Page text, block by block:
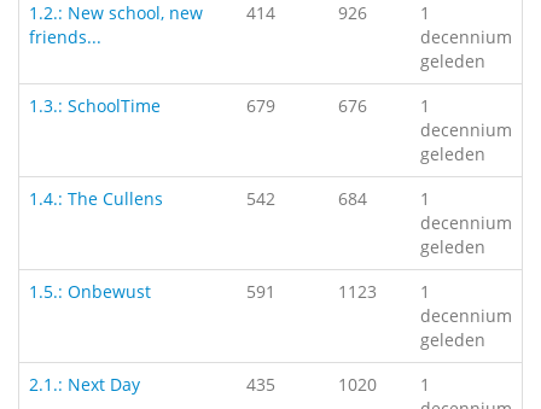
1.2.: New school, new
friends...
414 926
1
decennium
geleden
1.3.: SchoolTime
679 676
1
decennium
geleden
1.4.: The Cullens
542 684
1
decennium
geleden
1.5.: Onbewust
591 1123
1
decennium
geleden
2.1.: Next Day
435 1020
1